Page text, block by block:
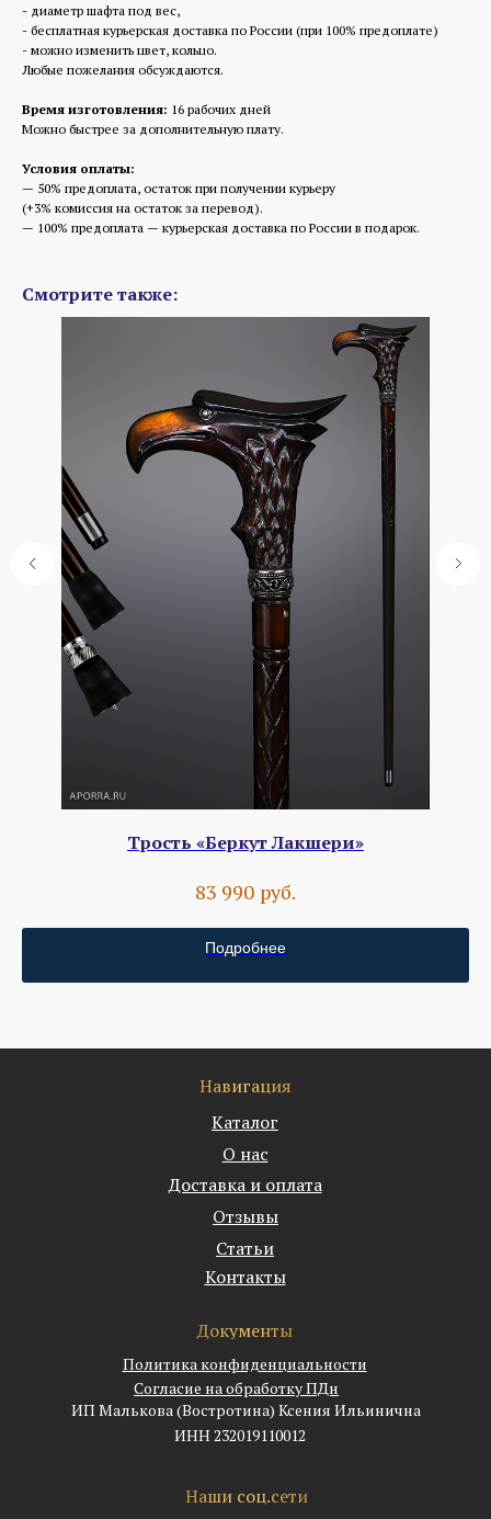
- диаметр шафта под вес,
- бесплатная курьерская доставка по России (при 100% предоплате)
- можно изменить цвет, кольцо.
Любые пожелания обсуждаются.
Время изготовления: 16 рабочих дней
Можно быстрее за дополнительную плату.
Условия оплаты:
— 50% предоплата, остаток при получении курьеру
(+3% комиссия на остаток за перевод).
— 100% предоплата — курьерская доставка по России в подарок.
Смотрите также:
Трость «Беркут Лакшери»
83 990 руб.
Подробнее
Навигация
Каталог
О нас
Доставка и оплата
ИП Малькова (Востротина) Ксения Ильинична
ИНН 232019110012
Политика конфиденциальности
Отзывы
Статьи
Наши соц.сети
Контакты
Документы
Согласие на обработку ПДн